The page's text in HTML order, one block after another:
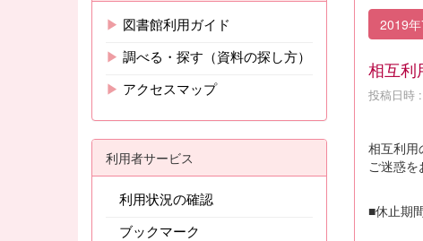
2019年
相互利
投稿日時
相互利用
ご迷惑を
■休止期
▶ 図書館利用ガイド
▶ 調べる・探す（資料の探し方）
▶ アクセスマップ
利用者サービス
利用状況の確認
ブックマーク